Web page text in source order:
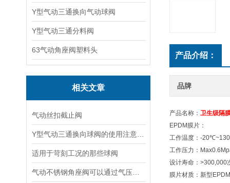
Y型气动三通换向气动球阀
Y型气动三通分料阀
63气动角座阀塑料头
相关文章
气动丝扣截止阀
适用于苛刻工况的那些球阀
产品介绍：
品牌
产品名称： 卫生级隔
EPDM 膜片：
工作温度： -20℃~130
工作压力：
设计寿命： >300,000
膜片材质：新型 EPDM